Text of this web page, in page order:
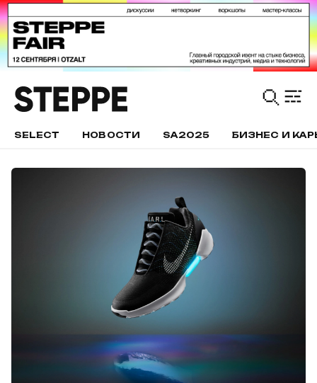
SELECT НОВОСТИ SA2025 БИЗНЕС И